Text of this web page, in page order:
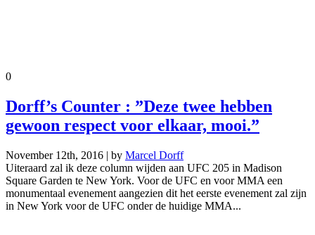
0
Dorff’s Counter : ”Deze twee hebben
gewoon respect voor elkaar, mooi.”
November 12th, 2016 | by Marcel Dorff
Uiteraard zal ik deze column wijden aan UFC 205 in Madison
Square Garden te New York. Voor de UFC en voor MMA een
monumentaal evenement aangezien dit het eerste evenement zal zijn
in New York voor de UFC onder de huidige MMA...